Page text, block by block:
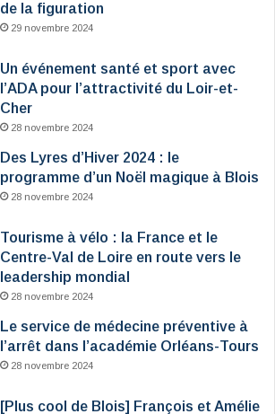
de la figuration
29 novembre 2024
Un événement santé et sport avec
l’ADA pour l’attractivité du Loir-et-
Cher
28 novembre 2024
Des Lyres d’Hiver 2024 : le
programme d’un Noël magique à Blois
28 novembre 2024
Tourisme à vélo : la France et le
Centre-Val de Loire en route vers le
leadership mondial
28 novembre 2024
Le service de médecine préventive à
l’arrêt dans l’académie Orléans-Tours
28 novembre 2024
[Plus cool de Blois] François et Amélie